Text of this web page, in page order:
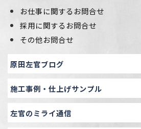
お仕事に関するお問合せ
採用に関するお問合せ
その他お問合せ
原田左官ブログ
施工事例・仕上げサンプル
左官のミライ通信